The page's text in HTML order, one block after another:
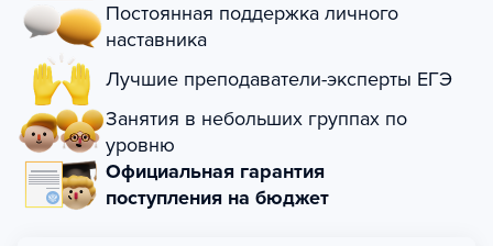
Постоянная поддержка личного
наставника
Лучшие преподаватели-эксперты ЕГЭ
Занятия в небольших группах по
уровню
Официальная гарантия
поступления на бюджет